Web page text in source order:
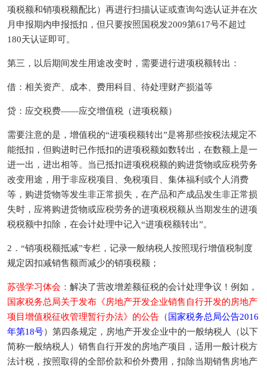
项税额和销项税额配比）再进行扫描认证或查询勾选认证并在次
月申报期内申报抵扣，但只要按照国税发2009第617号不超过
180天认证即可。
第三，以后期间发生用途改变时，需要进行进项税额转出：
借：相关资产、成本、费用科目、待处理财产损溢等
贷：应交税费——应交增值税（进项税额）
需要注意的是，增值税的“进项税额转出”是将那些按税法规定不
能抵扣，但购进时已作抵扣的进项税额如数转出，在数额上是一
进一出，进出相等。当已抵扣进项税税额的购进货物或应税劳务
改变用途，用于非应税项目、免税项目、集体福利或个人消费
等，购进货物等发生非正常损失，在产品和产成品发生非正常损
失时，应将购进货物或应税劳务的进项税税额从当期发生的进项
税税额中扣除，在会计处理中记入“进项税额转出”。
2．“销项税额抵减”专栏，记录一般纳税人按照现行增值税制度
规定因扣减销售额而减少的销项税额；
苏强学习体会： 解决了营改增差额征税的会计处理争议！例如，
国家税务总局关于发布《房地产开发企业销售自行开发的房地产
项目增值税征收管理暂行办法》的公告（ 国家税务总局公告2016
年第18号）第四条规定，房地产开发企业中的一般纳税人（以下
简称一般纳税人）销售自行开发的房地产项目，适用一般计税方
法计税，按照取得的全部价款和价外费用，扣除当期销售房地产